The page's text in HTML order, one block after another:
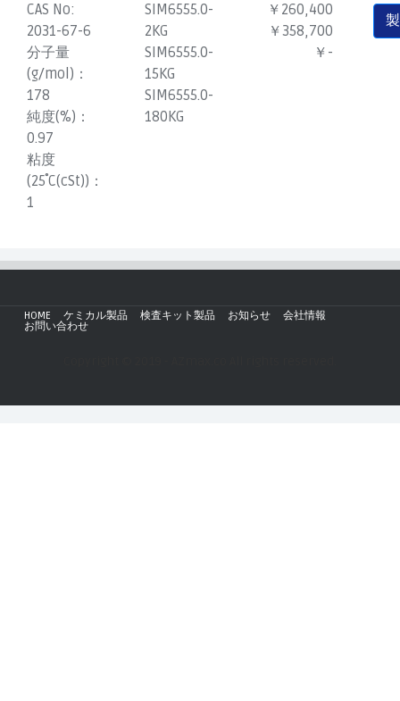
CAS No:
2031-67-6
分子量
(g/mol)：
178
純度(%)：
0.97
粘度
(25˚C(cSt))：
1
SIM6555.0-
2KG
SIM6555.0-
15KG
SIM6555.0-
180KG
￥260,400
￥358,700
￥-
HOME ケミカル製品 検査キット製品 お知らせ
会社情報
お問い合わせ